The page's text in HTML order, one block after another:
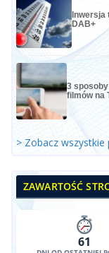
Inwersja
DAB+
3
filmów na
> Zobacz wszystkie
ZAWARTOŚĆ
61